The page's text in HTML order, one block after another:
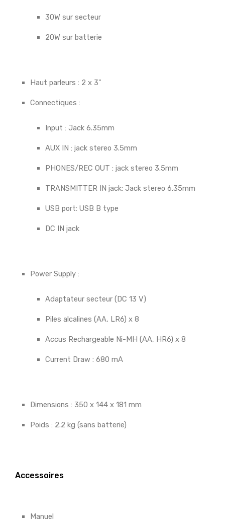
30W sur secteur
20W sur batterie
Haut parleurs : 2 x 3"
Connectiques :
Input : Jack 6.35mm
AUX IN : jack stereo 3.5mm
PHONES/REC OUT : jack stereo 3.5mm
TRANSMITTER IN jack: Jack stereo 6.35mm
USB port: USB B type
DC IN jack
Power Supply :
Adaptateur secteur (DC 13 V)
Piles alcalines (AA, LR6) x 8
Accus Rechargeable Ni-MH (AA, HR6) x 8
Current Draw : 680 mA
Dimensions : 350 x 144 x 181 mm
Poids : 2.2 kg (sans batterie)
Accessoires
Manuel